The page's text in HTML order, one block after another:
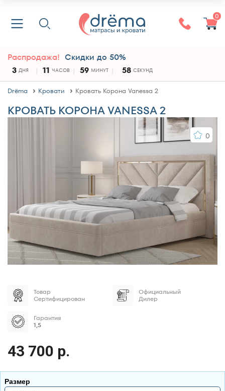
0
Распродажа! Скидки до 50%
3 ДНЯ 11 ЧАСОВ 59 МИНУТ 57 СЕКУНД
Drёma Кровати Кровать Корона Vanessa 2
КРОВАТЬ КОРОНА VANESSA 2
0
Товар
Сертифицирован
Официальный
Дилер
Гарантия
1,5
43 700 р.
Размер